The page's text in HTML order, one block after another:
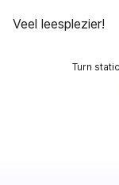
Veel leesplezier!
Turn